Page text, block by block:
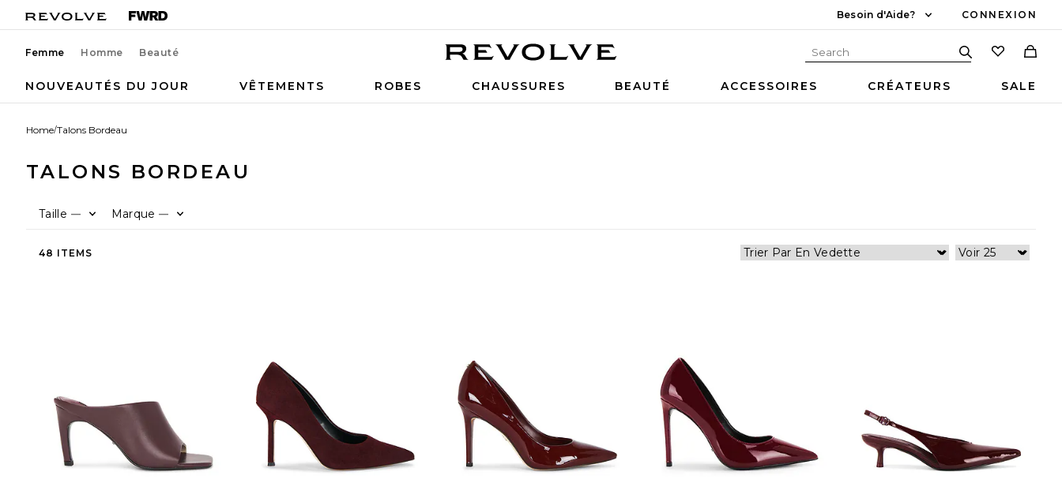
Besoin d'Aide? CONNEXION
Femme Homme Beauté
NOUVEAUTÉS DU JOUR VÊTEMENTS ROBES CHAUSSURES BEAUTÉ ACCESSOIRES CRÉATEURS SALE
Home/Talons Bordeau
TALONS BORDEAU
Taille — Marque —
48 ITEMS